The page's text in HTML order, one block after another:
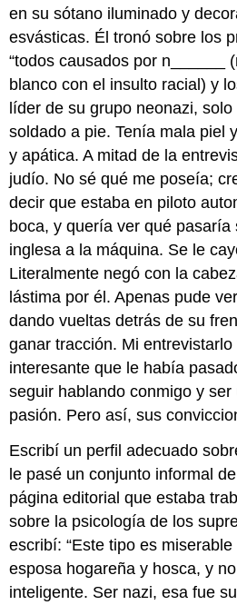
en su sótano iluminado y
esvásticas. Él tronó sobre los
“todos causados por n______
blanco con el insulto racial) y
líder de su grupo neonazi,
soldado a pie. Tenía mala piel
y apática. A mitad de la
judío. No sé qué me poseía;
decir que estaba en piloto
boca, y quería ver qué pasaría
inglesa a la máquina. Se le
Literalmente negó con la
lástima por él. Apenas pude
dando vueltas detrás de su
ganar tracción. Mi
interesante que le había
seguir hablando conmigo y
pasión. Pero así, sus
Escribí un perfil adecuado
le pasé un conjunto informal
página editorial que estaba
sobre la psicología de los
escribí: “Este tipo es
esposa hogareña y hosca, y
inteligente. Ser nazi, esa fue